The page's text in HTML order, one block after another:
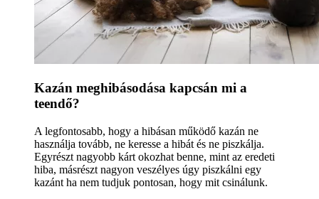
Kazán meghibásodása kapcsán mi a
teendő?
A legfontosabb, hogy a hibásan működő kazán ne
használja tovább, ne keresse a hibát és ne piszkálja.
Egyrészt nagyobb kárt okozhat benne, mint az eredeti
hiba, másrészt nagyon veszélyes úgy piszkálni egy
kazánt ha nem tudjuk pontosan, hogy mit csinálunk.